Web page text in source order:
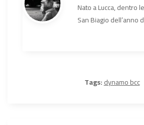
Nato a Lucca, dentro
San Biagio dell’anno
Tags:dynamo bcc